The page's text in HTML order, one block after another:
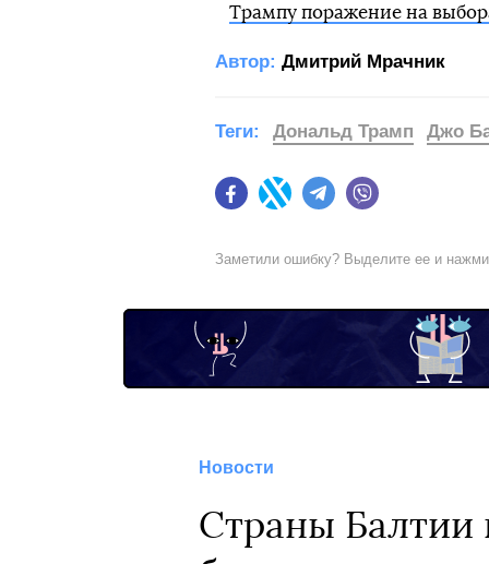
Трампу поражение на
Автор: Дмитрий Мрачник
FacebookTwitter Telegram
Теги: Дональд Трамп Джо
Заметили ошибку? Выделите ее и
Новости
Страны Балтии